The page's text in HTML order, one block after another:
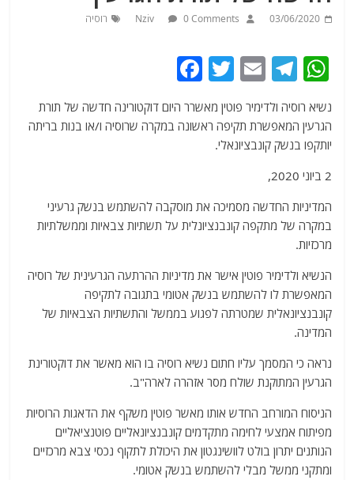
03/06/2020
Nziv 0 Comments רוסיה
W
at
s
A
p
p
T
el
e
g
ra
m
E
ai
l
T
itt
c
o
o
נשיא רוסיה ולדימיר פוטין מאשרר היום דוקטורינה חדשה של תורת
הגרעין המאפשרת תקיפה ראשונה במקרה שרוסיה ו/או בנות בריתה
יותקפו בנשק קונבציונאלי.
2 ביוני 2020,
המדיניות החדשה מסמיכה את מוסקבה להשתמש בנשק גרעיני
במקרה של מתקפה קונבנציונלית על תשתיות צבאיות וממשלתיות
מרכזיות.
הנשיא ולדימיר פוטין אישר את מדיניות ההרתעה הגרעינית של רוסיה
המאפשרת לו להשתמש בנשק אטומי בתגובה לתקיפה
קונבנציונאלית שמטרתה לפגוע בממשל והתשתיות הצבאיות של
המדינה.
נראה כי המסמך עליו חתום נשיא רוסיה בו הוא מאשר את דוקטורינת
הגרעין המתוקנת שולח מסר אזהרה לארה"ב.
הניסוח המורחב החדש אותו מאשר פוטין משקף את הדאגות הרוסיות
מפיתוח אמצעי לחימה מתקדמים קונבנציונאליים פוטנציאליים
הנותנים יתרון בולט לוושינגטון את היכולת לתקוף נכסי צבא מרכזיים
ומתקני ממשל מבלי להשתמש בנשק אטומי.